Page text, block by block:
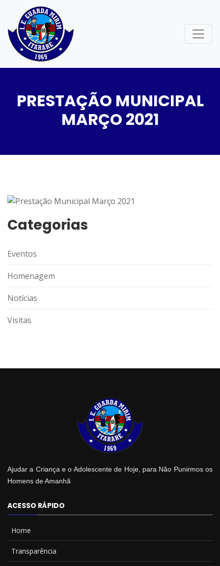
PRESTAÇÃO MUNICIPAL
MARÇO 2021
Categorias
Eventos
Homenagem
Notícias
Visitas
Ajudar a Criança e o Adolescente de Hoje, para Não Punirmos os
Homens de Amanhã
ACESSO RÁPIDO
Home
Transparência